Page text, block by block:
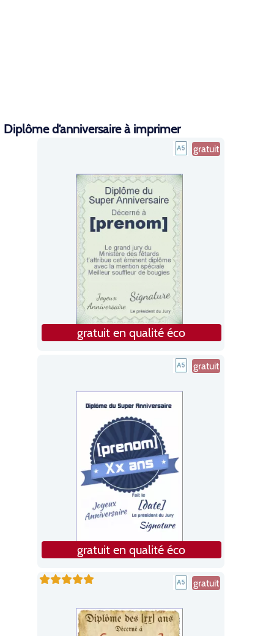
Diplôme d’anniversaire à imprimer
gratuit
gratuit en qualité éco
gratuit
gratuit en qualité éco
gratuit